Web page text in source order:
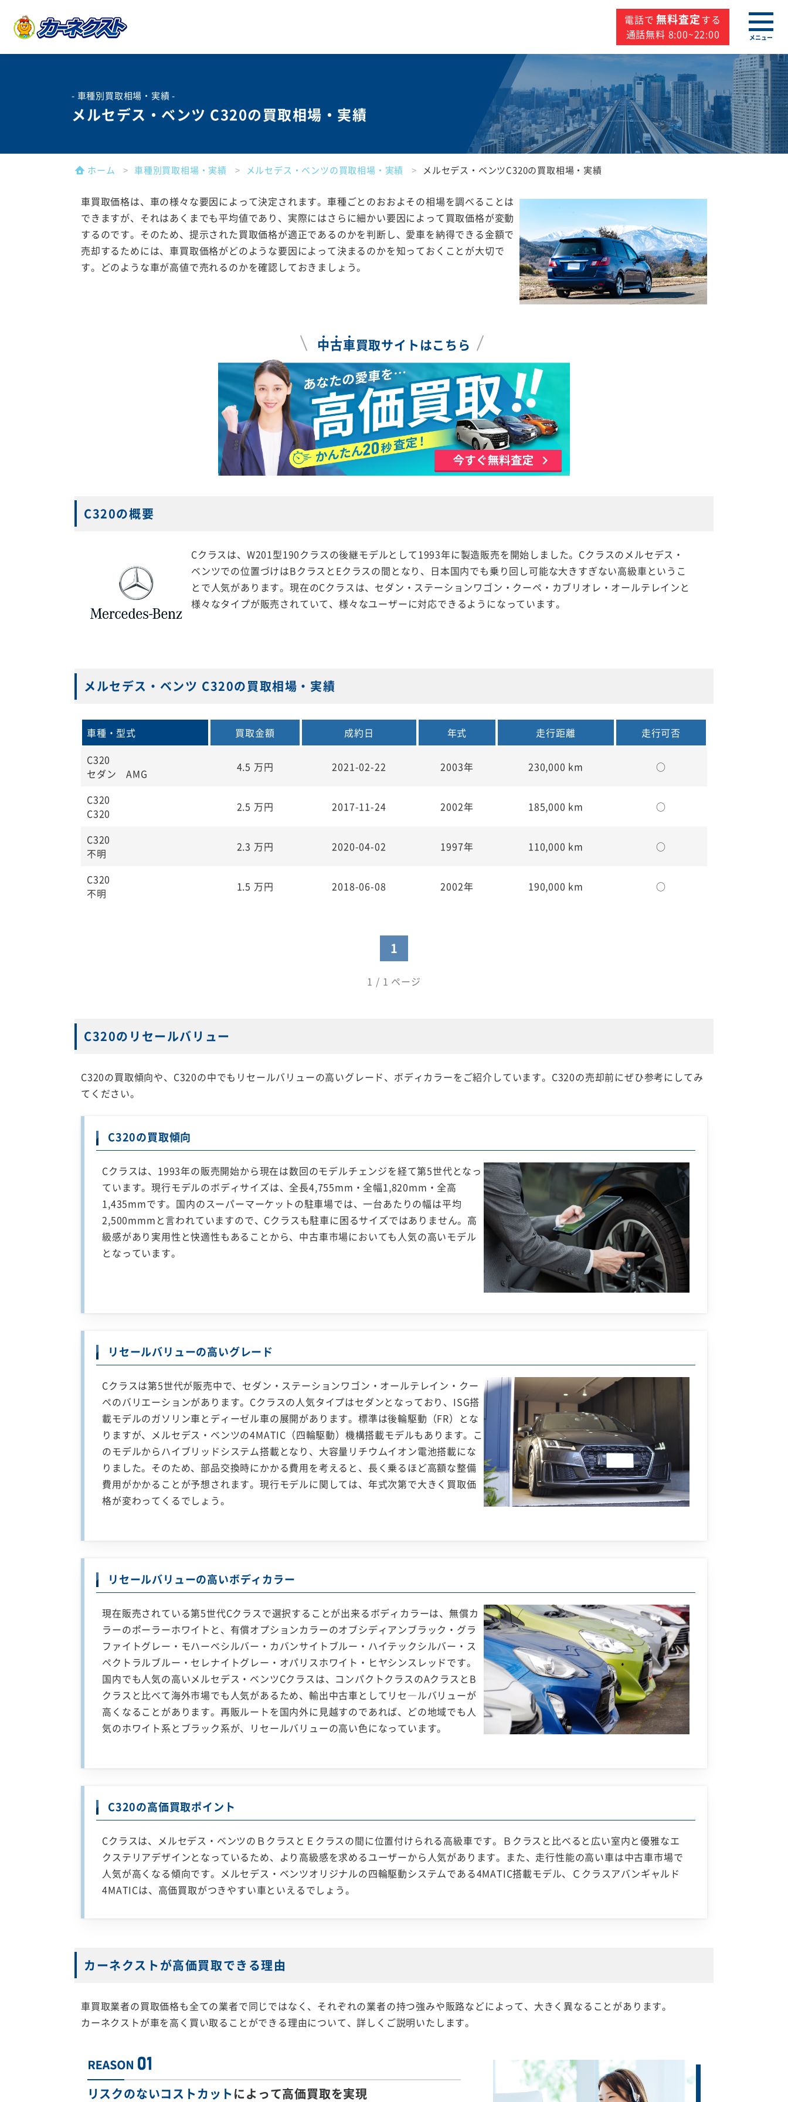
電話で 無料査定する
通話無料 8:00~22:00
メニュー
- 車種別買取相場・実績 -
メルセデス・ベンツ C320の買取相場・実績
ホーム 車種別買取相場・実績 メルセデス・ベンツの買取相場・実績 メルセデス・ベンツC320の買取相場・実績
車買取価格は、車の様々な要因によって決定されます。車種ごとのおおよその相場を調べることは
できますが、それはあくまでも平均値であり、実際にはさらに細かい要因によって買取価格が変動
するのです。そのため、提示された買取価格が適正であるのかを判断し、愛車を納得できる金額で
売却するためには、車買取価格がどのような要因によって決まるのかを知っておくことが大切で
す。どのような車が高値で売れるのかを確認しておきましょう。
中古車買取サイトはこちら
C320の概要
Cクラスは、W201型190クラスの後継モデルとして1993年に製造販売を開始しました。Cクラスのメルセデス・
ベンツでの位置づけはBクラスとEクラスの間となり、日本国内でも乗り回し可能な大きすぎない高級車というこ
とで人気があります。現在のCクラスは、セダン・ステーションワゴン・クーペ・カブリオレ・オールテレインと
様々なタイプが販売されていて、様々なユーザーに対応できるようになっています。
メルセデス・ベンツ C320の買取相場・実績
車種・型式 買取金額 成約日 年式 走行距離
走行可否
C320
セダン AMG
4.5 万円 2021-02-22 2003年 230,000 km ○
C320
C320
2.5 万円 2017-11-24 2002年 185,000 km ○
C320
不明
2.3 万円 2020-04-02 1997年 110,000 km ○
C320
不明
1.5 万円 2018-06-08 2002年 190,000 km ○
1
1 / 1 ページ
C320のリセールバリュー
C320の買取傾向や、C320の中でもリセールバリューの高いグレード、ボディカラーをご紹介しています。C320の売却前にぜひ参考にしてみ
てください。
C320の買取傾向
Cクラスは、1993年の販売開始から現在は数回のモデルチェンジを経て第5世代となっ
ています。現行モデルのボディサイズは、全長4,755mm・全幅1,820mm・全高
1,435mmです。国内のスーパーマーケットの駐車場では、一台あたりの幅は平均
2,500mmmと言われていますので、Cクラスも駐車に困るサイズではありません。高
級感があり実用性と快適性もあることから、中古車市場においても人気の高いモデル
となっています。
リセールバリューの高いグレード
Cクラスは第5世代が販売中で、セダン・ステーションワゴン・オールテレイン・クー
ペのバリエーションがあります。Cクラスの人気タイプはセダンとなっており、ISG搭
載モデルのガソリン車とディーゼル車の展開があります。標準は後輪駆動（FR）とな
りますが、メルセデス・ベンツの4MATIC（四輪駆動）機構搭載モデルもあります。こ
のモデルからハイブリッドシステム搭載となり、大容量リチウムイオン電池搭載にな
りました。そのため、部品交換時にかかる費用を考えると、長く乗るほど高額な整備
費用がかかることが予想されます。現行モデルに関しては、年式次第で大きく買取価
格が変わってくるでしょう。
リセールバリューの高いボディカラー
現在販売されている第5世代Cクラスで選択することが出来るボディカラーは、無償カ
ラーのポーラーホワイトと、有償オプションカラーのオブシディアンブラック・グラ
ファイトグレー・モハーベシルバー・カバンサイトブルー・ハイテックシルバー・ス
ペクトラルブルー・セレナイトグレー・オパリスホワイト・ヒヤシンスレッドです。
国内でも人気の高いメルセデス・ベンツCクラスは、コンパクトクラスのAクラスとB
クラスと比べて海外市場でも人気があるため、輸出中古車としてリセ―ルバリューが
高くなることがあります。再販ルートを国内外に見越すのであれば、どの地域でも人
気のホワイト系とブラック系が、リセールバリューの高い色になっています。
C320の高価買取ポイント
Cクラスは、メルセデス・ベンツのＢクラスとＥクラスの間に位置付けられる高級車です。Ｂクラスと比べると広い室内と優雅なエ
クステリアデザインとなっているため、より高級感を求めるユーザーから人気があります。また、走行性能の高い車は中古車市場で
人気が高くなる傾向です。メルセデス・ベンツオリジナルの四輪駆動システムである4MATIC搭載モデル、Ｃクラスアバンギャルド
4MATICは、高価買取がつきやすい車といえるでしょう。
カーネクストが高価買取できる理由
車買取業者の買取価格も全ての業者で同じではなく、それぞれの業者の持つ強みや販路などによって、大きく異なることがあります。
カーネクストが車を高く買い取ることができる理由について、詳しくご説明いたします。
リスクのないコストカットによって高価買取を実現